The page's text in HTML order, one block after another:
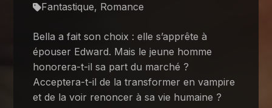
Fantastique, Romance
Bella a fait son choix : elle s’apprête à
épouser Edward. Mais le jeune homme
honorera-t-il sa part du marché ?
Acceptera-t-il de la transformer en vampire
et de la voir renoncer à sa vie humaine ?